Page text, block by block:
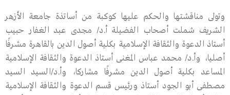
وتولى مناقشتها والحكم عليها كوكبة من أساتذة جامعة الأزهر
الشريف شملت أصحاب الفضيلة أ.د/ مجدى عبد الغفار حبيب
أستاذ الدعوة والثقافة الإسلامية بكلية أصول الدين بالقاهرة مشرفًا
أصليا، وأ.د/ محمد عباس المغنى أستاذ الدعوة والثقافة الإسلامية
المساعد بكلية أصول الدين مشرفًا مشاركا، وأ.د/السيد السيد
مصطفى أبو الجود أستاذ ورئيس قسم الدعوة والثقافة الإسلامية